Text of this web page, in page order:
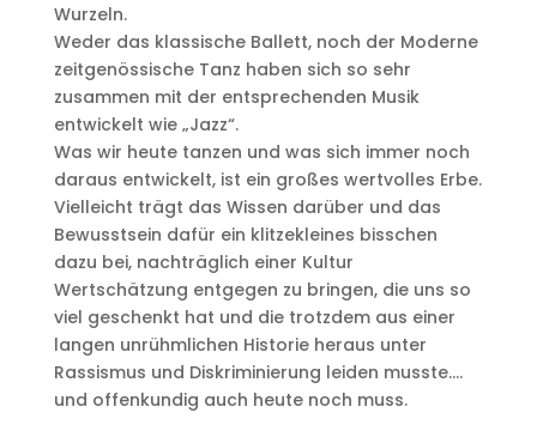
Wurzeln.
Weder das klassische Ballett, noch der Moderne
zeitgenössische Tanz haben sich so sehr
zusammen mit der entsprechenden Musik
entwickelt wie „Jazz“.
Was wir heute tanzen und was sich immer noch
daraus entwickelt, ist ein großes wertvolles Erbe.
Vielleicht trägt das Wissen darüber und das
Bewusstsein dafür ein klitzekleines bisschen
dazu bei, nachträglich einer Kultur
Wertschätzung entgegen zu bringen, die uns so
viel geschenkt hat und die trotzdem aus einer
langen unrühmlichen Historie heraus unter
Rassismus und Diskriminierung leiden musste….
und offenkundig auch heute noch muss.